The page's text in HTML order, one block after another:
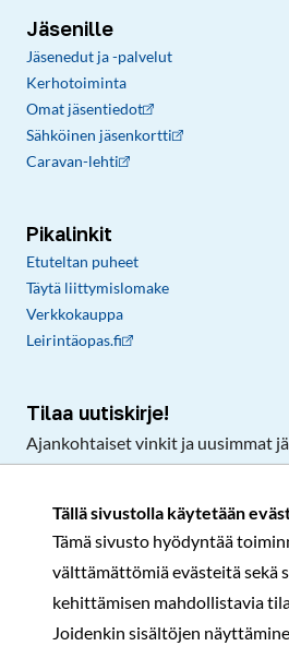
Tällä sivustolla käytetään
Tämä sivusto hyödyntää
välttämättömiä evästeitä sekä
kehittämisen mahdollistavia
Joidenkin sisältöjen
Jäsenille
Jäsenedut ja -palvelut
Kerhotoiminta
Omat jäsentiedot
Sähköinen jäsenkortti
Caravan-lehti
Pikalinkit
Etuteltan puheet
Täytä liittymislomake
Verkkokauppa
Leirintäopas.fi
Tilaa uutiskirje!
Ajankohtaiset vinkit ja uusimmat